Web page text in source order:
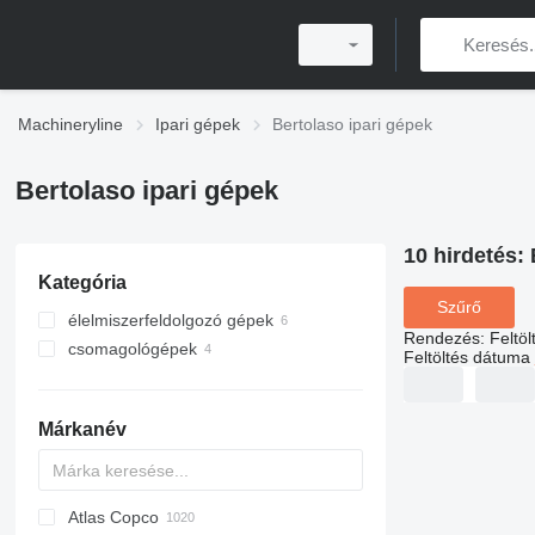
Machineryline Ipari gépek Bertolaso ipari gépek
Bertolaso ipari gépek
Kategória
élelmiszerfeldolgozó gépek
ital palackozó berendezések
berendezések
csomagológépek
Márkanév
PDS
APD
AB
Ensis
VZ
AG3
Atlas Copco
10 hirdetés:
Szűrő
Rendezés:
Feltöltés dátuma